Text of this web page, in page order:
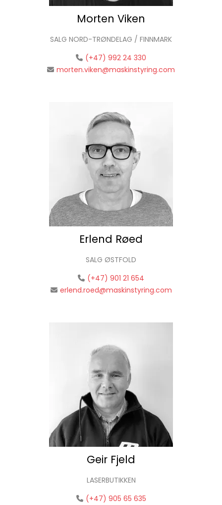
Morten Viken
SALG NORD-TRØNDELAG / FINNMARK
(+47) 992 24 330
morten.viken@maskinstyring.com
Erlend Røed
SALG ØSTFOLD
(+47) 901 21 654
erlend.roed@maskinstyring.com
Geir Fjeld
LASERBUTIKKEN
(+47) 905 65 635